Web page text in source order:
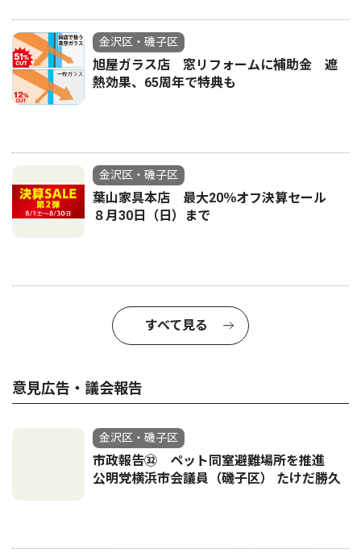
金沢区・磯子区
旭屋ガラス店 窓リフォームに補助金 遮
熱効果、65周年で特典も
金沢区・磯子区
葉山家具本店 最大20％オフ決算セール
８月30日（日）まで
すべて見る
意見広告・議会報告
金沢区・磯子区
市政報告㉜ ペット同室避難場所を推進
公明党横浜市会議員（磯子区） たけだ勝久